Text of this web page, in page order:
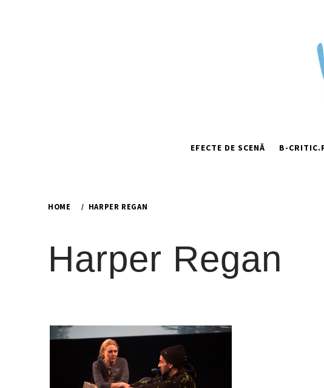
EFECTE DE SCENĂ B-
HOME HARPER REGAN
Harper Regan